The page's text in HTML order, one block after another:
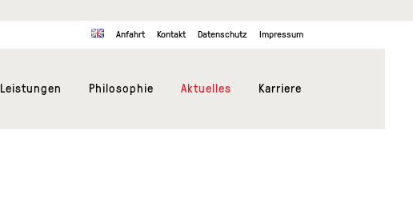
Anfahrt Kontakt Datenschutz Impressum
Leistungen Philosophie Aktuelles Karriere